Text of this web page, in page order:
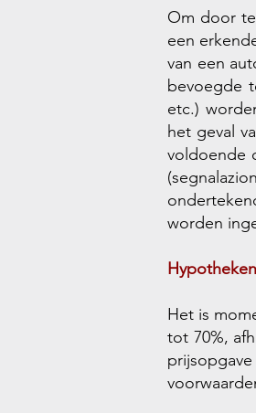
Om door
een
van een
bevoegde
etc.)
het geval
voldoende
worden
Hypotheken
Het is
tot 70%,